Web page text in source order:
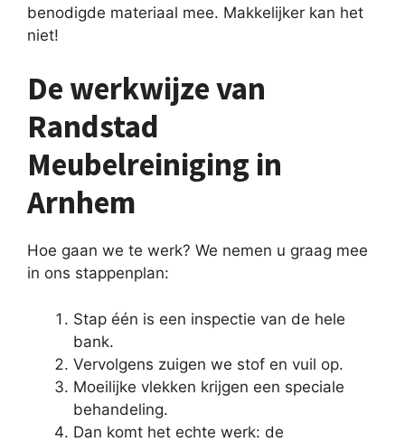
benodigde materiaal mee. Makkelijker kan het
niet!
De werkwijze van
Randstad
Meubelreiniging in
Arnhem
Hoe gaan we te werk? We nemen u graag mee
in ons stappenplan:
Stap één is een inspectie van de hele
bank.
Vervolgens zuigen we stof en vuil op.
Moeilijke vlekken krijgen een speciale
behandeling.
Dan komt het echte werk: de